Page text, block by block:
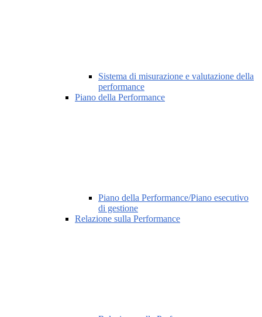
Sistema di misurazione e valutazione della
performance
Piano della Performance
Piano della Performance/Piano esecutivo
di gestione
Relazione sulla Performance